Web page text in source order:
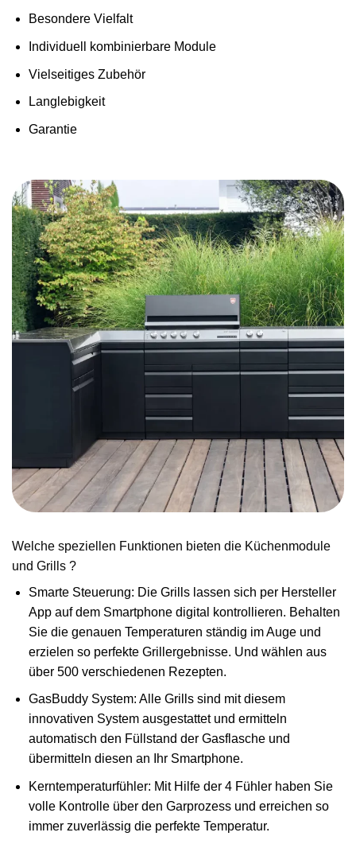
Besondere Vielfalt
Individuell kombinierbare Module
Vielseitiges Zubehör
Langlebigkeit
Garantie
Welche speziellen Funktionen bieten die Küchenmodule
und Grills ?
Smarte Steuerung: Die Grills lassen sich per Hersteller
App auf dem Smartphone digital kontrollieren. Behalten
Sie die genauen Temperaturen ständig im Auge und
erzielen so perfekte Grillergebnisse. Und wählen aus
über 500 verschiedenen Rezepten.
GasBuddy System: Alle Grills sind mit diesem
innovativen System ausgestattet und ermitteln
automatisch den Füllstand der Gasflasche und
übermitteln diesen an Ihr Smartphone.
Kerntemperaturfühler: Mit Hilfe der 4 Fühler haben Sie
volle Kontrolle über den Garprozess und erreichen so
immer zuverlässig die perfekte Temperatur.